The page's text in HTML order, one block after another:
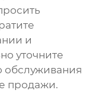
и
уточните
обслуживания
продажи.